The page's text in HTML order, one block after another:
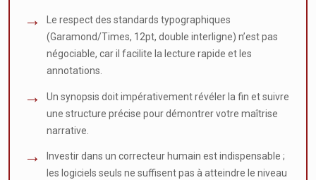
Le respect des standards typographiques
(Garamond/Times, 12pt, double interligne) n’est pas
négociable, car il facilite la lecture rapide et les
annotations.
Un synopsis doit impérativement révéler la fin et suivre
une structure précise pour démontrer votre maîtrise
narrative.
Investir dans un correcteur humain est indispensable ;
les logiciels seuls ne suffisent pas à atteindre le niveau